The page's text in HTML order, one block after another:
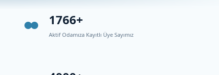
1766+
Aktif Odamıza Kayıtlı Üye Sayımız